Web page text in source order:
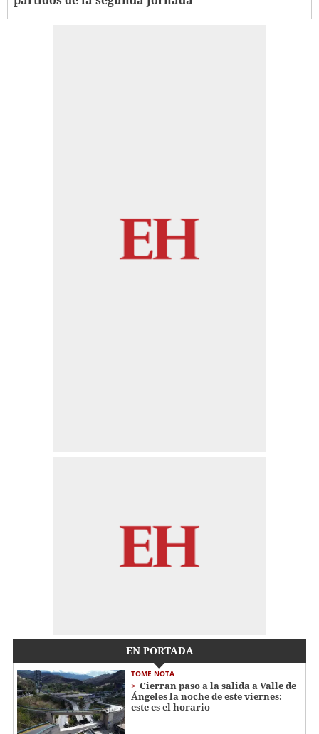
EN PORTADA
TOME NOTA
Cierran paso a la salida a Valle de
Ángeles la noche de este viernes:
este es el horario